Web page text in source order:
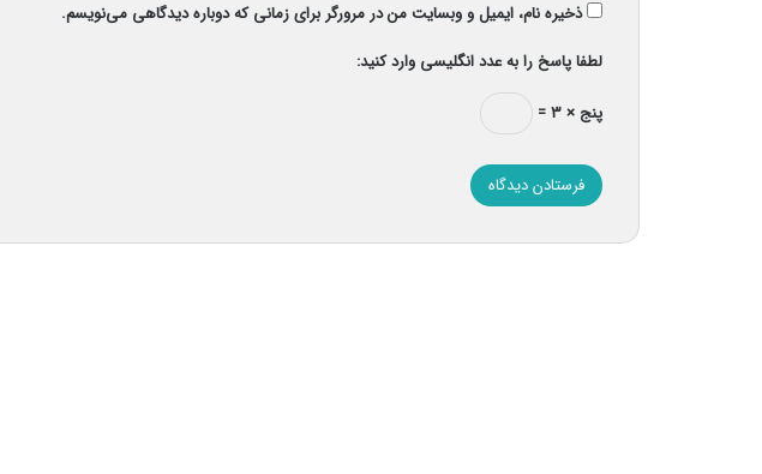
ذخیره نام، ایمیل و وبسایت من در مرورگر برای زمانی که دوباره دیدگاهی می‌نویسم.
لطفا پاسخ را به عدد انگلیسی وارد کنید:
پنج × ۳ =